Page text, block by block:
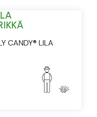
CANDY® LILA